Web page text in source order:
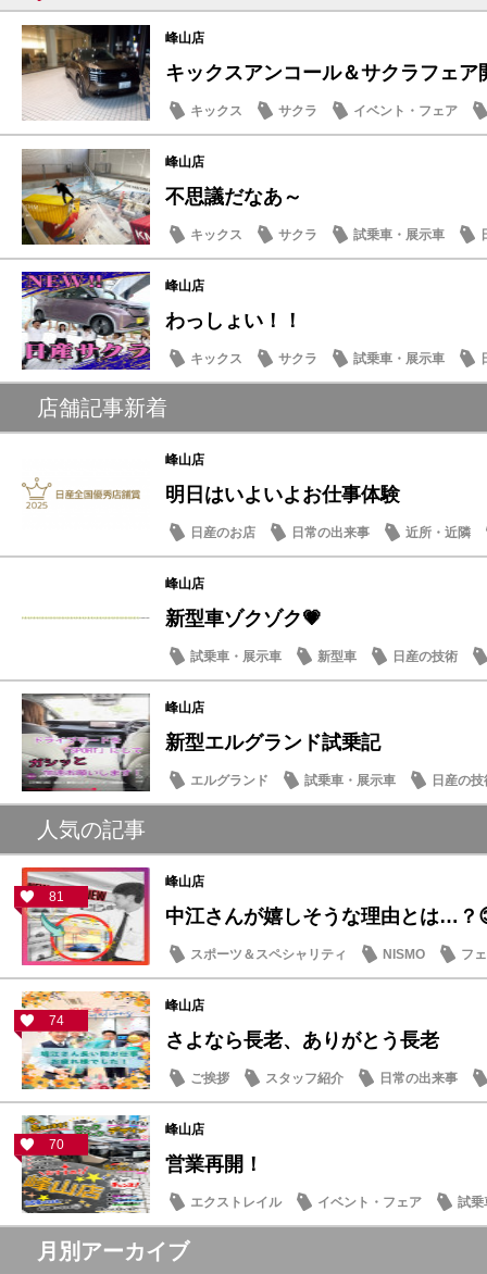
峰山店
キックスアンコール＆サクラフェア
キックス サクラ
イベント・フェア
日産のお店
峰山店
不思議だなあ～
キックス サクラ 試乗車・展示車
峰山店
わっしょい！！
キックス サクラ 試乗車・展示車
店舗記事新着
峰山店
明日はいよいよお仕事体験
日産のお店 日常の出来事 近所・近隣
峰山店
新型車ゾクゾク💗
試乗車・展示車 新型車 日産の技術
峰山店
新型エルグランド試乗記
エルグランド 試乗車・展示車
日産の技
スタッフ紹介
人気の記事
81
峰山店
中江さんが嬉しそうな理由とは…？
スポーツ＆スペシャリティ NISMO
フ
スタッフ紹介
74
峰山店
さよなら長老、ありがとう長老
ご挨拶 スタッフ紹介 日常の出来事
70
峰山店
営業再開！
エクストレイル イベント・フェア
試乗
記念品・プレゼント
営業日・店休日
月別アーカイブ